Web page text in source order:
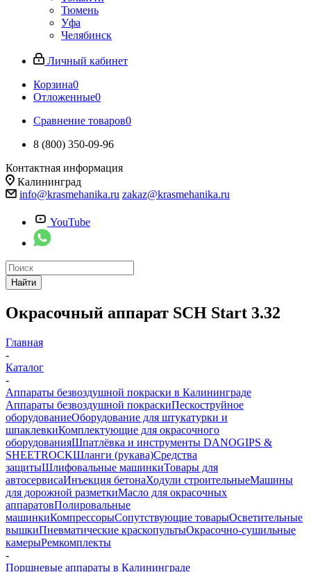
Тюмень
Уфа
Челябинск
Личный кабинет
Корзина0
Отложенные0
Сравнение товаров0
8 (800) 350-09-96
Контактная информация
Калининград
info@krasmehanika.ru zakaz@krasmehanika.ru
YouTube
Найти
Окрасочный аппарат SCH Start 3.32
Главная
-
Каталог
-
Аппараты безвоздушной покраски в Калининграде
Аппараты безвоздушной покраскиПескоструйное
оборудованиеОборудование для штукатурки и
шпаклевкиКомплектующие для окрасочного
оборудованияШпатлёвка и инструменты DANOGIPS &
SHEETROCKШланги (рукава)Средства
защитыШлифовальные машинкиТовары для
автосервисаИнъекция бетонаХодули строительныеМашины
для дорожной разметкиМасло для окрасочных
аппаратовПолировальные
машинкиКомпрессорыСопутствующие товарыОсветительные
вышкиПневматические краскопультыОкрасочно-сушильные
камерыРемкомплекты
-
Поршневые аппараты в Калининграде